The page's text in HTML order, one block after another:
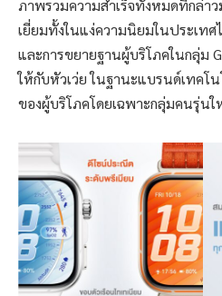
ภาพรวมความสำเร็จทั้งหมดที่กล่า
เยี่ยมทั้งในแง่ความนิยมในประเทศ
และการขยายฐานผู้บริโภคในกลุ่ม
ให้กับหัวเว่ย ในฐานะแบรนด์เทคโ
ของผู้บริโภคโดยเฉพาะกลุ่มคนรุ่นใ